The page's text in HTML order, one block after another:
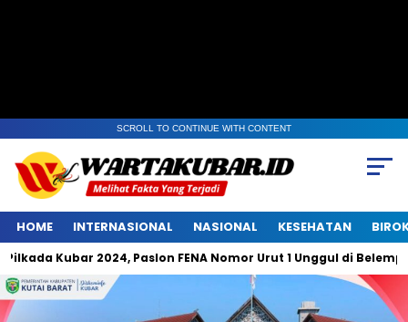
SCROLL TO CONTINUE WITH CONTENT
HOME INTERNASIONAL NASIONAL KESEHATAN
2024, Paslon FENA Nomor Urut 1 Unggul di Belempung Ulaq